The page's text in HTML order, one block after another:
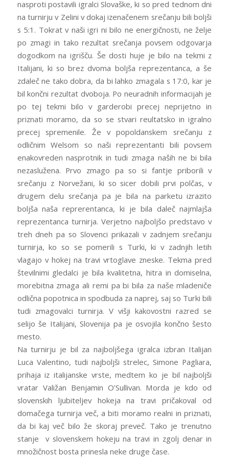
nasproti postavili igralci Slovaške, ki so pred tednom dni
na turnirju v Zelini v dokaj izenačenem srečanju bili boljši
s 5:1. Tokrat v naši igri ni bilo ne energičnosti, ne želje
po zmagi in tako rezultat srečanja povsem odgovarja
dogodkom na igrišču. Še dosti huje je bilo na tekmi z
Italijani, ki so brez dvoma boljša reprezentanca, a še
zdaleč ne tako dobra, da bi lahko zmagala s 17:0, kar je
bil končni rezultat dvoboja. Po neuradnih informacijah je
po tej tekmi bilo v garderobi precej neprijetno in
priznati moramo, da so se stvari reultatsko in igralno
precej spremenile. Že v popoldanskem srečanju z
odličnim Welsom so naši reprezentanti bili povsem
enakovreden nasprotnik in tudi zmaga naših ne bi bila
nezaslužena. Prvo zmago pa so si fantje priborili v
srečanju z Norvežani, ki so sicer dobili prvi polčas, v
drugem delu srečanja pa je bila na parketu izrazito
boljša naša reprerentanca, ki je bila daleč najmlajša
reprezentanca turnirja. Verjetno najboljšo predstavo v
treh dneh pa so Slovenci prikazali v zadnjem srečanju
turnirja, ko so se pomerili s Turki, ki v zadnjih letih
vlagajo v hokej na travi vrtoglave zneske. Tekma pred
številnimi gledalci je bila kvalitetna, hitra in domiselna,
morebitna zmaga ali remi pa bi bila za naše mladeniče
odlična popotnica in spodbuda za naprej, saj so Turki bili
tudi zmagovalci turnirja. V višji kakovostni razred se
selijo še Italijani, Slovenija pa je osvojila končno šesto
mesto.
Na turnirju je bil za najboljšega igralca izbran Italijan
Luca Valentino, tudi najboljši strelec, Simone Pagliara,
prihaja iz italijanske vrste, medtem ko je bil najboljši
vratar Valižan Benjamin O’Sullivan. Morda je kdo od
slovenskih ljubiteljev hokeja na travi pričakoval od
domačega turnirja več, a biti moramo realni in priznati,
da bi kaj več bilo že skoraj preveč. Tako je trenutno
stanje v slovenskem hokeju na travi in zgolj denar in
množičnost bosta prinesla neke druge čase.